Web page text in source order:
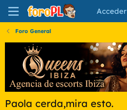
Acceder
Foro General
Paola cerda,mira esto.